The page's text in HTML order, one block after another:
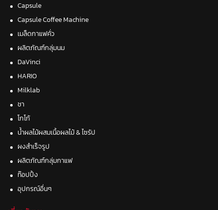
Capsule
Capsule Coffee Machine
เมล็ดกาแฟคั่ว
ผลิตภัณฑ์กลุ่มนม
DaVinci
HARIO
Milklab
ชา
โกโก้
น้ำผลไม้ผสมเนื้อผลไม้ & ไซรัป
ผงสำเร็จรูป
ผลิตภัณฑ์กลุ่มกาแฟ
ท๊อปปิ้ง
อุปกรณ์อื่นๆ